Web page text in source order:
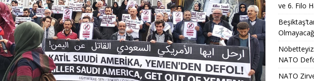
ve 6. Filo
NATO
NATO